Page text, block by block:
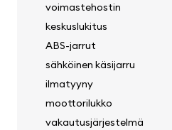
voimastehostin
keskuslukitus
ABS-jarrut
sähköinen käsijarru
ilmatyyny
moottorilukko
vakautusjärjestelmä